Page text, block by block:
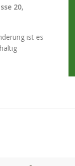
20,
ist es